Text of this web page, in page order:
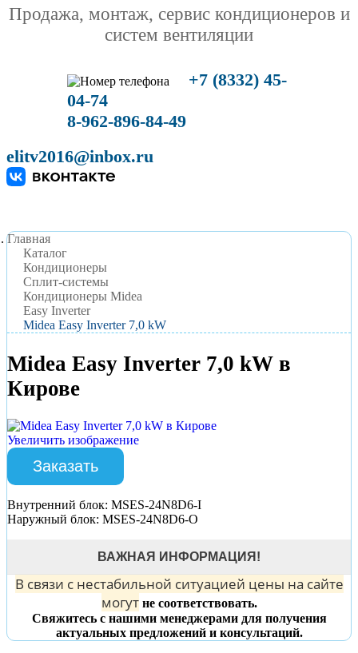
Продажа, монтаж, сервис кондиционеров и
систем вентиляции
+7 (8332) 45-
04-74
8-962-896-84-49
elitv2016@inbox.ru
Главная
Каталог
Кондиционеры
Сплит-системы
Кондиционеры Midea
Easy Inverter
Midea Easy Inverter 7,0 kW
Midea Easy Inverter 7,0 kW в
Кирове
Увеличить изображение
Заказать
Внутренний блок: MSES-24N8D6-I
Наружный блок: MSES-24N8D6-O
ВАЖНАЯ ИНФОРМАЦИЯ!
В связи с нестабильной ситуацией цены на сайте
могутне соответствовать.
Свяжитесь с нашими менеджерами для получения
актуальных предложений и консультаций.